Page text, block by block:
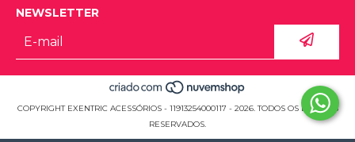
NEWSLETTER
COPYRIGHT EXENTRIC ACESSÓRIOS - 11913254000117 - 2026. TODOS OS DIREITOS
RESERVADOS.